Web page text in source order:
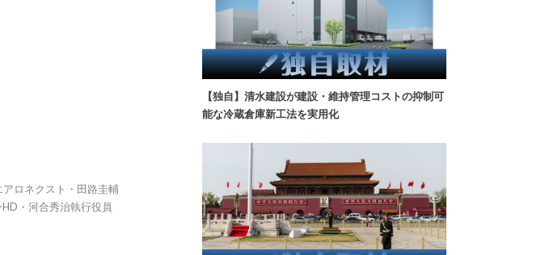
ロネクスト・田路圭輔
・河合秀治執行役員
【独自】清水建設が建設・維持管理コストの抑制可
能な冷蔵倉庫新工法を実用化